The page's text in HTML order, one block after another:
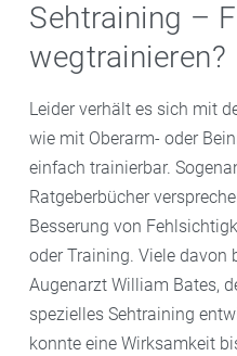
Sehtraining –
wegtrainieren?
Leider verhält es sich mit
wie mit Oberarm- oder
einfach trainierbar.
Ratgeberbücher
Besserung von
oder Training. Viele davon
Augenarzt William Bates,
spezielles Sehtraining
konnte eine Wirksamkeit